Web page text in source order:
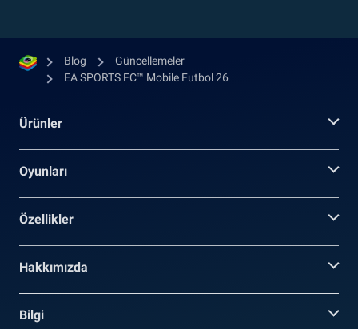
Blog
Güncellemeler
EA SPORTS FC™ Mobile Futbol 26
Ürünler
Oyunları
Özellikler
Hakkımızda
Bilgi